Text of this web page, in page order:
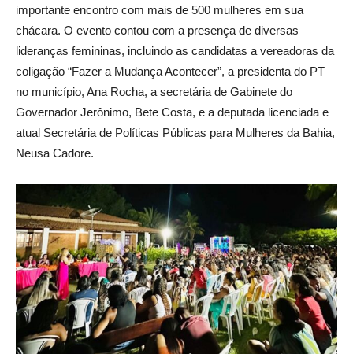
importante encontro com mais de 500 mulheres em sua
chácara. O evento contou com a presença de diversas
lideranças femininas, incluindo as candidatas a vereadoras da
coligação “Fazer a Mudança Acontecer”, a presidenta do PT
no município, Ana Rocha, a secretária de Gabinete do
Governador Jerônimo, Bete Costa, e a deputada licenciada e
atual Secretária de Políticas Públicas para Mulheres da Bahia,
Neusa Cadore.